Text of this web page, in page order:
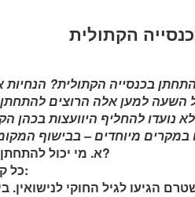
הקתולית
בכנסייה הקתולית?
נועדו להחליף היוועצות בכהן
במקרים מיוחדים – בבישוף
א. מי יכול להתחתן בכנסייה הקתולית?
כל קתולי מוטבל למעט: